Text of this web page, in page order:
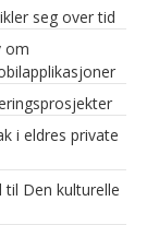
seg over tid
om
i eldres private
til Den kulturelle